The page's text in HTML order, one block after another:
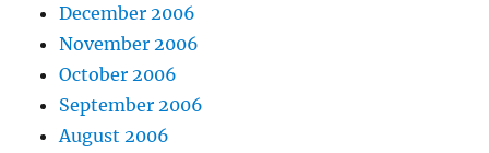
December 2006
November 2006
October 2006
September 2006
August 2006